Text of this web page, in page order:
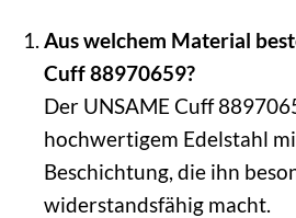
Aus welchem Material
Cuff 88970659?
Der UNSAME Cuff
hochwertigem Edelstahl
Beschichtung, die ihn
widerstandsfähig macht.